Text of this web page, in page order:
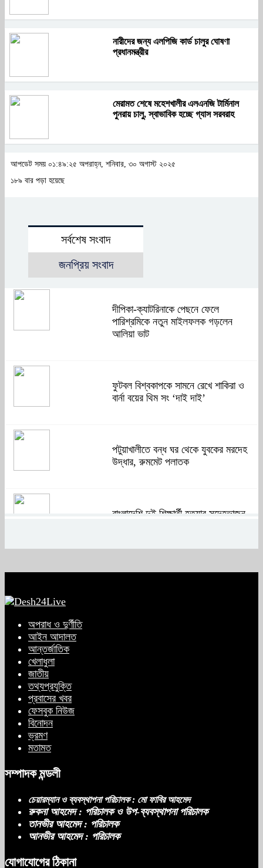
নারীদের জন্য এলপিজি কার্ড চালুর ঘোষণা
প্রধানমন্ত্রীর
মেরামত শেষে মহেশখালীর এলএনজি টার্মিনাল
পুনরায় চালু, স্বাভাবিক হচ্ছে গ্যাস সরবরাহ
আপডেট সময় ০১:৪৯:২৫ অপরাহ্ন, শনিবার, ৩০ অগাস্ট ২০২৫
১৮৯ বার পড়া হয়েছে
সর্বশেষ সংবাদ
জনপ্রিয় সংবাদ
দীপিকা-ক্যাটরিনাকে পেছনে ফেলে
পারিশ্রমিকে নতুন মাইলফলক গড়লেন
আলিয়া ভাট
ফুটবল বিশ্বকাপকে সামনে রেখে শাকিরা ও
বার্না বয়ের থিম সং ‘দাই দাই’
পটুয়াখালীতে বন্ধ ঘর থেকে যুবকের মরদেহ
উদ্ধার, রুমমেট পলাতক
বাংলাদেশি দুই শিক্ষার্থী হত্যার সন্দেহভাজন
যুক্তরাষ্ট্রের নতুন নীতি
অপরাধ ও দুর্ণীতি
আইন আদালত
আন্তর্জাতিক
খেলাধুলা
জাতীয়
তথ্যপ্রযুক্তি
প্রবাসের খবর
ফেসবুক নিউজ
বিনোদন
ভ্রমণ
মতামত
সম্পাদক মন্ডলী
চেয়ারম্যান ও ব্যবস্থাপনা পরিচালক : মো ফাবির আহমেদ
রুকনা আহমেদ : পরিচালক ও উপ-ব্যবস্থাপনা পরিচালক
তানভীর আহমেদ : পরিচালক
আনভীর আহমেদ : পরিচালক
যোগাযোগের ঠিকানা